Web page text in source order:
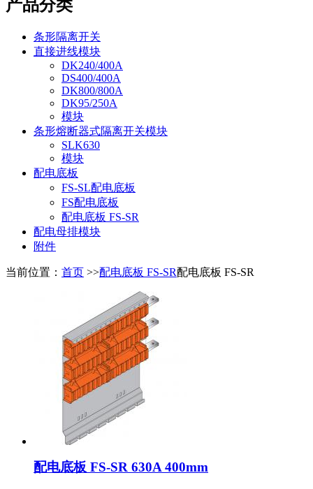
产品分类
条形隔离开关
直接进线模块
DK240/400A
DS400/400A
DK800/800A
DK95/250A
模块
条形熔断器式隔离开关模块
SLK630
模块
配电底板
FS-SL配电底板
FS配电底板
配电底板 FS-SR
配电母排模块
附件
当前位置： 首页 >>配电底板 FS-SR配电底板 FS-SR
配电底板 FS-SR 630A 400mm